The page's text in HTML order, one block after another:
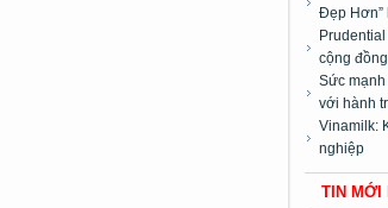
Đẹp Hơn”
cộng
Sức
với hành
Vinamilk:
nghiệp
TIN MỚI